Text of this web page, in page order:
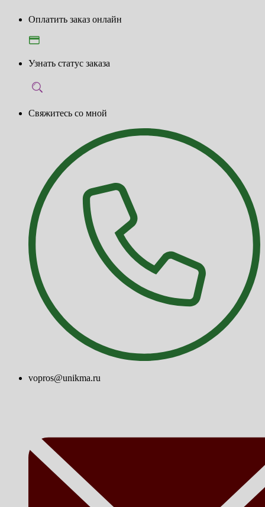
Оплатить заказ онлайн
Узнать статус заказа
Свяжитесь со мной
vopros@unikma.ru